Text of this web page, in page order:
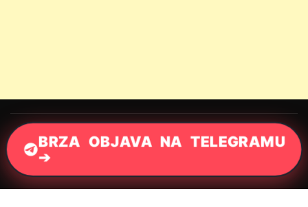
BRZA OBJAVA NA TELEGRAMU
➔